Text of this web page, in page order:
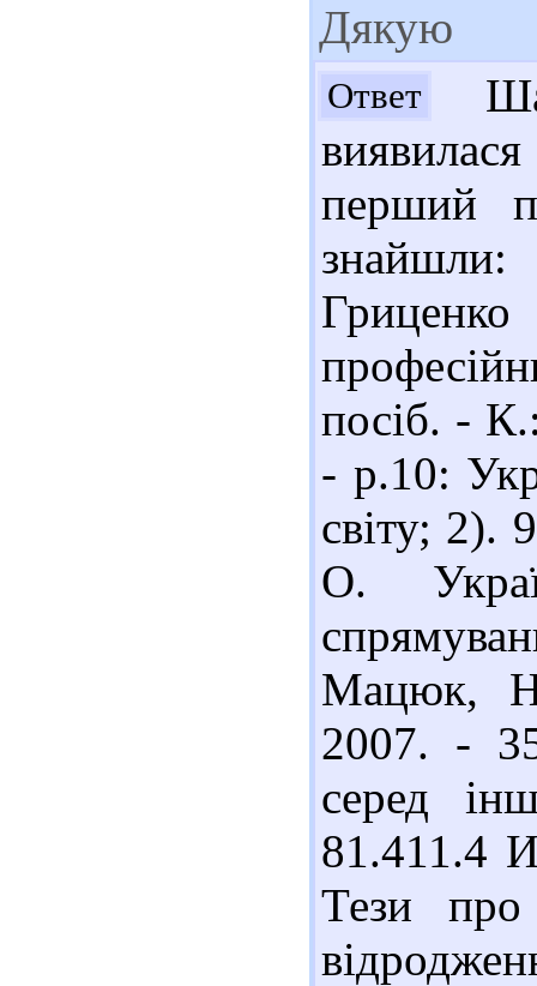
Дякую
Ответ
перший
посіб. -
- р.10:
світу;
О.
Мацюк,
2007. -
серед
81.411.4
Тези